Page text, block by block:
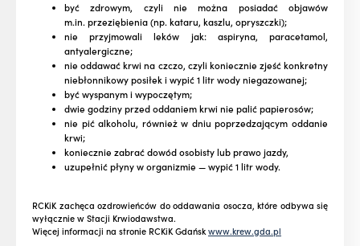
być zdrowym, czyli nie można posiadać objawów
m.in. przeziębienia (np. kataru, kaszlu, opryszczki);
nie przyjmowali leków jak: aspiryna, paracetamol,
antyalergiczne;
nie oddawać krwi na czczo, czyli koniecznie zjeść konkretny
niebłonnikowy posiłek i wypić 1 litr wody niegazowanej;
być wyspanym i wypoczętym;
dwie godziny przed oddaniem krwi nie palić papierosów;
nie pić alkoholu, również w dniu poprzedzającym oddanie
krwi;
koniecznie zabrać dowód osobisty lub prawo jazdy,
uzupełnić płyny w organizmie — wypić 1 litr wody.
RCKiK zachęca ozdrowieńców do oddawania osocza, które odbywa się
wyłącznie w Stacji Krwiodawstwa.
Więcej informacji na stronie RCKiK Gdańskwww.krew.gda.pl